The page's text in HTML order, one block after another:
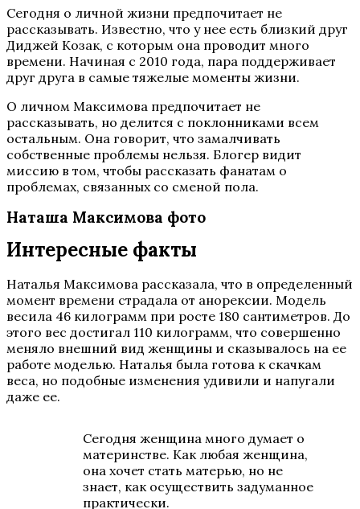
Сегодня о личной жизни предпочитает не
рассказывать. Известно, что у нее есть близкий друг
Диджей Козак, с которым она проводит много
времени. Начиная с 2010 года, пара поддерживает
друг друга в самые тяжелые моменты жизни.
О личном Максимова предпочитает не
рассказывать, но делится с поклонниками всем
остальным. Она говорит, что замалчивать
собственные проблемы нельзя. Блогер видит
миссию в том, чтобы рассказать фанатам о
проблемах, связанных со сменой пола.
Наташа Максимова фото
Интересные факты
Наталья Максимова рассказала, что в определенный
момент времени страдала от анорексии. Модель
весила 46 килограмм при росте 180 сантиметров. До
этого вес достигал 110 килограмм, что совершенно
меняло внешний вид женщины и сказывалось на ее
работе моделью. Наталья была готова к скачкам
веса, но подобные изменения удивили и напугали
даже ее.
Сегодня женщина много думает о
материнстве. Как любая женщина,
она хочет стать матерью, но не
знает, как осуществить задуманное
практически.